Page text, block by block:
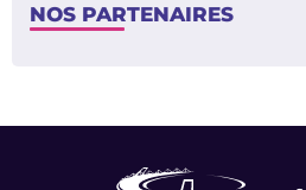
NOS PARTENAIRES